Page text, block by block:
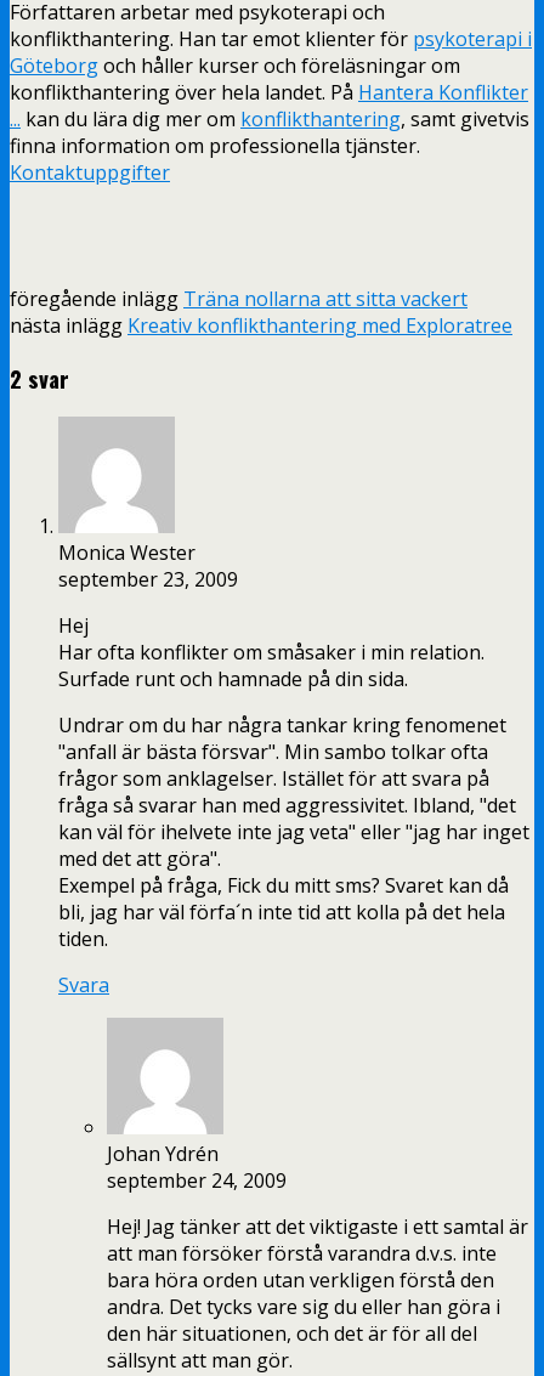
Författaren arbetar med psykoterapi och
konflikthantering. Han tar emot klienter för psykoterapi i
Göteborgoch håller kurser och föreläsningar om
konflikthantering över hela landet. På Hantera Konflikter
... kan du lära dig mer om konflikthantering, samt givetvis
finna information om professionella tjänster.
Kontaktuppgifter
föregående inlägg Träna nollarna att sitta vackert
nästa inlägg Kreativ konflikthantering med Exploratree
2 svar
Monica Wester
september 23, 2009
Hej
Har ofta konflikter om småsaker i min relation.
Surfade runt och hamnade på din sida.
Undrar om du har några tankar kring fenomenet
"anfall är bästa försvar". Min sambo tolkar ofta
frågor som anklagelser. Istället för att svara på
fråga så svarar han med aggressivitet. Ibland, "det
kan väl för ihelvete inte jag veta" eller "jag har inget
med det att göra".
Exempel på fråga, Fick du mitt sms? Svaret kan då
bli, jag har väl förfa´n inte tid att kolla på det hela
tiden.
Svara
Johan Ydrén
september 24, 2009
Hej! Jag tänker att det viktigaste i ett samtal är
att man försöker förstå varandra d.v.s. inte
bara höra orden utan verkligen förstå den
andra. Det tycks vare sig du eller han göra i
den här situationen, och det är för all del
sällsynt att man gör.